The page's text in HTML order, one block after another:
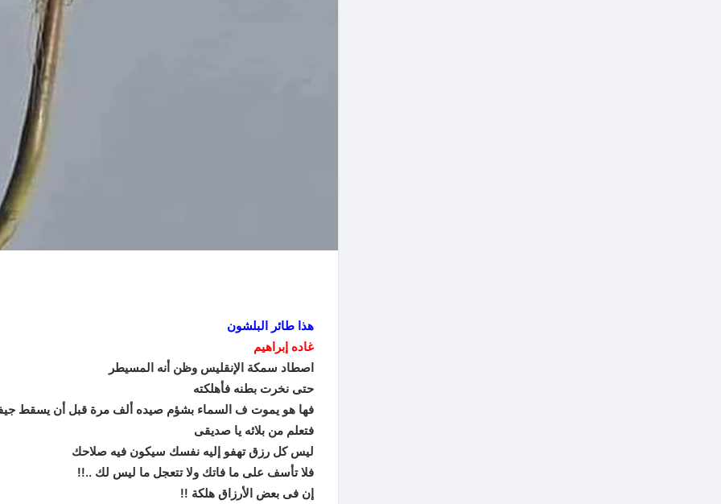
هذا طائر البلشون
غاده إبراهيم
اصطاد سمكة الإنقليس وظن أنه المسيطر
حتى نخرت بطنه فأهلكته
فها هو يموت ف السماء بشؤم صيده ألف مرة قبل أن يسقط
فتعلم من بلائه يا صديقى
ليس كل رزق تهفو إليه نفسك سيكون فيه صلاحك
فلا تأسف على ما فاتك ولا تتعجل ما ليس لك ..!!
إن فى بعض الأرزاق هلكة !!